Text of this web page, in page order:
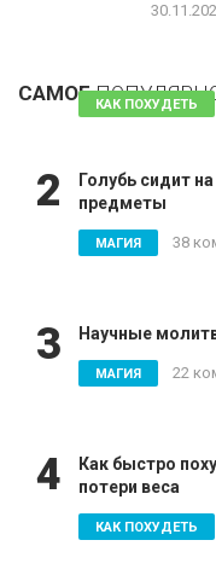
САМОЕ КАК ПОХУДЕТЬ
2
Голубь сидит
предметы
МАГИЯ 38
3 Научные
МАГИЯ 22
4
Как быстро
потери веса
КАК ПОХУДЕТЬ